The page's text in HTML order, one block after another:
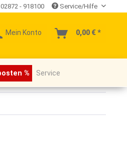
02872 - 918100 Service/Hilfe
Mein Konto 0,00 € *
% Service